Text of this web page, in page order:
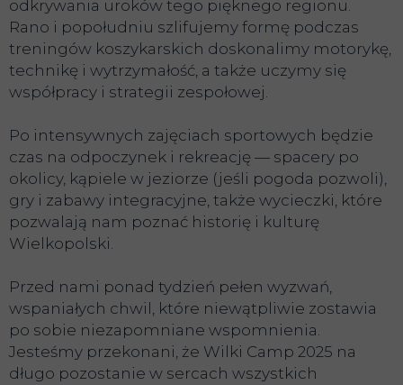
odkrywania uroków tego pięknego regionu.
Rano i popołudniu szlifujemy formę podczas
treningów koszykarskich doskonalimy motorykę,
technikę i wytrzymałość, a także uczymy się
współpracy i strategii zespołowej.
Po intensywnych zajęciach sportowych będzie
czas na odpoczynek i rekreację — spacery po
okolicy, kąpiele w jeziorze (jeśli pogoda pozwoli),
gry i zabawy integracyjne, także wycieczki, które
pozwalają nam poznać historię i kulturę
Wielkopolski.
Przed nami ponad tydzień pełen wyzwań,
wspaniałych chwil, które niewątpliwie zostawia
po sobie niezapomniane wspomnienia.
Jesteśmy przekonani, że Wilki Camp 2025 na
długo pozostanie w sercach wszystkich